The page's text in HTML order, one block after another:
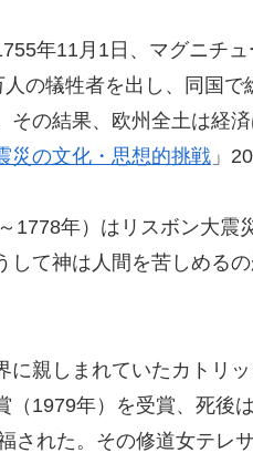
年11月1日、マグニチ
の犠牲者を出し、同国
その結果、欧州全土は経
災の文化・思想的挑戦」
1778年）はリスボン大震
して神は人間を苦しめる
に親しまれていたカトリ
（1979年）を受賞、死後
された。その修道女テレ